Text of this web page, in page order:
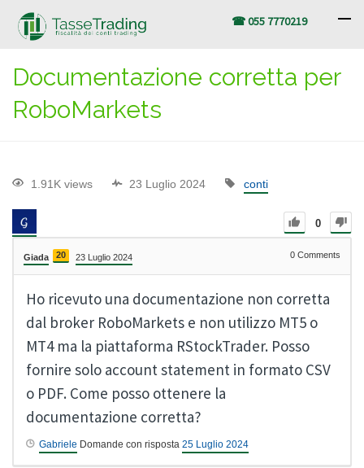
☎ 055 7770219
Documentazione corretta per
RoboMarkets
1.91K views 23 Luglio 2024 conti
0
Giada 20 23 Luglio 2024 0 Comments
Ho ricevuto una documentazione non corretta
dal broker RoboMarkets e non utilizzo MT5 o
MT4 ma la piattaforma RStockTrader. Posso
fornire solo account statement in formato CSV
o PDF. Come posso ottenere la
documentazione corretta?
Gabriele Domande con risposta 25 Luglio 2024